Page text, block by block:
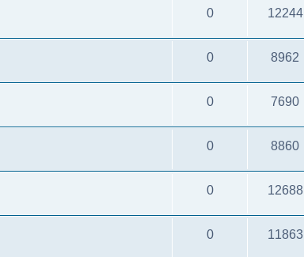
0 12244
0 8962
0 7690
0 8860
0 12688
0 11863